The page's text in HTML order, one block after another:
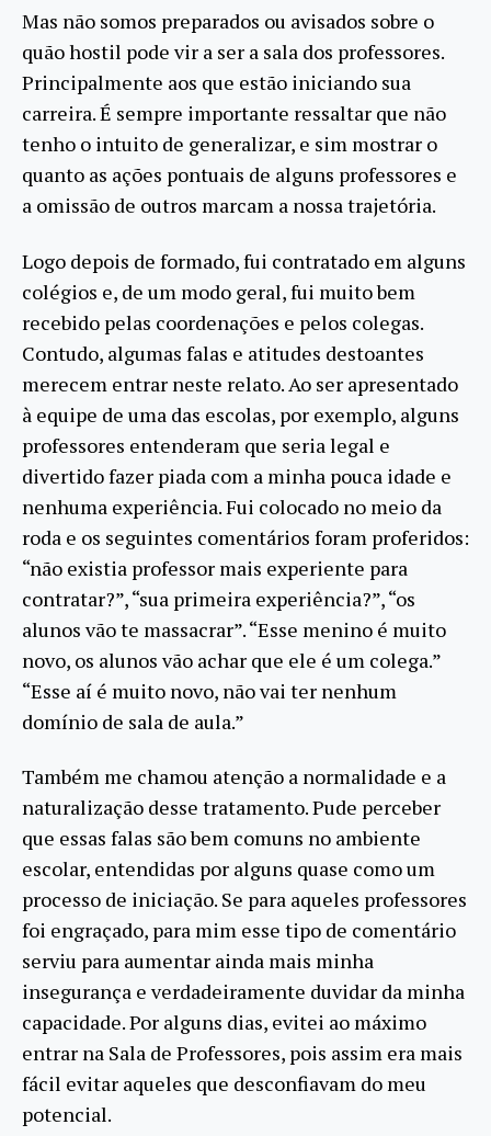
Mas não somos preparados ou avisados sobre o
quão hostil pode vir a ser a sala dos professores.
Principalmente aos que estão iniciando sua
carreira. É sempre importante ressaltar que não
tenho o intuito de generalizar, e sim mostrar o
quanto as ações pontuais de alguns professores e
a omissão de outros marcam a nossa trajetória.
Logo depois de formado, fui contratado em alguns
colégios e, de um modo geral, fui muito bem
recebido pelas coordenações e pelos colegas.
Contudo, algumas falas e atitudes destoantes
merecem entrar neste relato. Ao ser apresentado
à equipe de uma das escolas, por exemplo, alguns
professores entenderam que seria legal e
divertido fazer piada com a minha pouca idade e
nenhuma experiência. Fui colocado no meio da
roda e os seguintes comentários foram proferidos:
“não existia professor mais experiente para
contratar?”, “sua primeira experiência?”, “os
alunos vão te massacrar”. “Esse menino é muito
novo, os alunos vão achar que ele é um colega.”
“Esse aí é muito novo, não vai ter nenhum
domínio de sala de aula.”
Também me chamou atenção a normalidade e a
naturalização desse tratamento. Pude perceber
que essas falas são bem comuns no ambiente
escolar, entendidas por alguns quase como um
processo de iniciação. Se para aqueles professores
foi engraçado, para mim esse tipo de comentário
serviu para aumentar ainda mais minha
insegurança e verdadeiramente duvidar da minha
capacidade. Por alguns dias, evitei ao máximo
entrar na Sala de Professores, pois assim era mais
fácil evitar aqueles que desconfiavam do meu
potencial.